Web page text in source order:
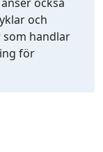
och
handlar
för